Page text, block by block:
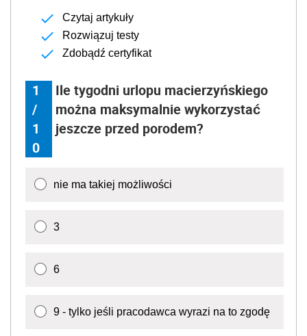
Czytaj artykuły
Rozwiązuj testy
Zdobądź certyfikat
1
/
1
0
Ile tygodni urlopu macierzyńskiego
można maksymalnie wykorzystać
jeszcze przed porodem?
nie ma takiej możliwości
3
6
9 - tylko jeśli pracodawca wyrazi na to zgodę